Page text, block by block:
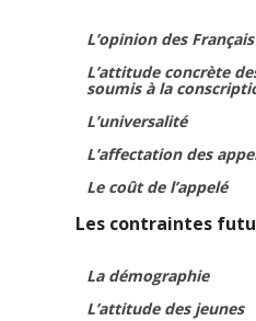
L’opinion des Français
L’attitude concrète
soumis à la
L’universalité
L’affectation des
Le coût de l’appelé
Les contraintes
La démographie
L’attitude des jeunes